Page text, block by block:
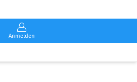
Anmelden